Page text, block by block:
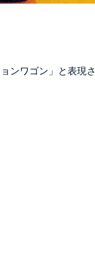
ンワゴン」と表現さ